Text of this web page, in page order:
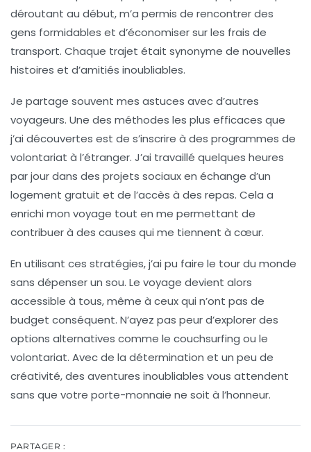
déroutant au début, m’a permis de rencontrer des
gens formidables et d’économiser sur les frais de
transport. Chaque trajet était synonyme de nouvelles
histoires et d’amitiés inoubliables.
Je partage souvent mes astuces avec d’autres
voyageurs. Une des méthodes les plus efficaces que
j’ai découvertes est de s’inscrire à des programmes de
volontariat à l’étranger. J’ai travaillé quelques heures
par jour dans des projets sociaux en échange d’un
logement gratuit et de l’accès à des repas. Cela a
enrichi mon voyage tout en me permettant de
contribuer à des causes qui me tiennent à cœur.
En utilisant ces stratégies, j’ai pu faire le tour du monde
sans dépenser un sou. Le voyage devient alors
accessible à tous, même à ceux qui n’ont pas de
budget conséquent. N’ayez pas peur d’explorer des
options alternatives comme le couchsurfing ou le
volontariat. Avec de la détermination et un peu de
créativité, des aventures inoubliables vous attendent
sans que votre porte-monnaie ne soit à l’honneur.
PARTAGER :